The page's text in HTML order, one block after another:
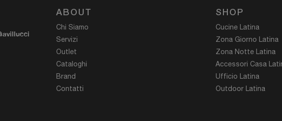
ABOUT
Chi Siamo
Servizi
Outlet
Cataloghi
Brand
Contatti
SHOP
Cucine Latina
Zona Giorno Latina
Zona Notte Latina
Accessori Casa
Ufficio Latina
Outdoor Latina